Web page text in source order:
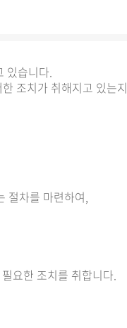
있습니다.
조치가 취해지고 있는지
절차를 마련하여,
요한 조치를 취합니다.